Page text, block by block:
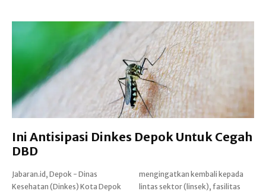
Ini Antisipasi Dinkes Depok Untuk Cegah
DBD
Jabaran.id, Depok - Dinas
Kesehatan (Dinkes) Kota Depok
mengingatkan kembali kepada
lintas sektor (linsek), fasilitas